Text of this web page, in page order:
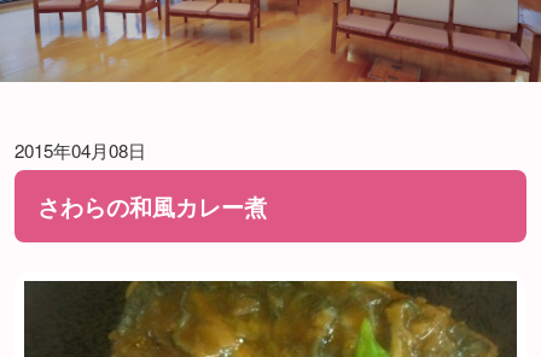
2015年04月08日
さわらの和風カレー煮